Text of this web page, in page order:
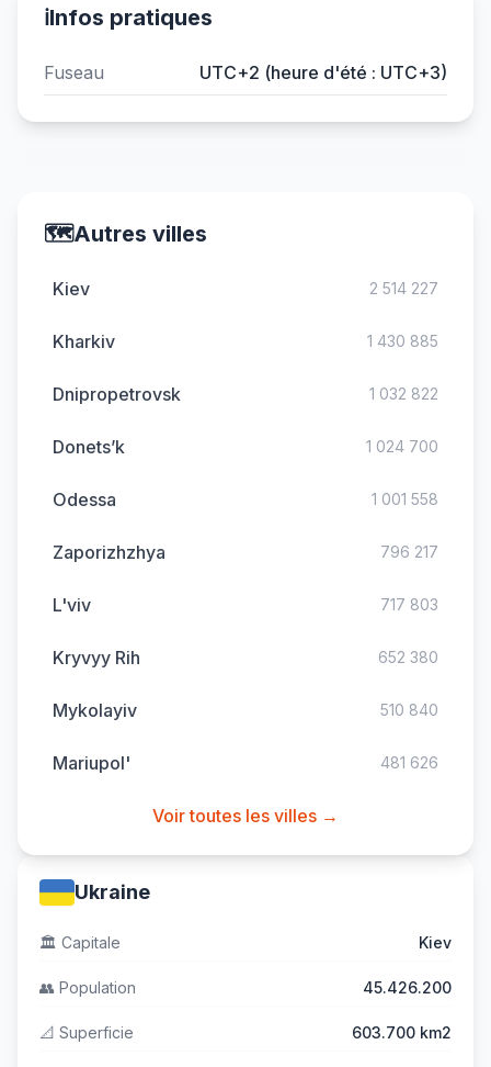
ℹ️Infos pratiques
Fuseau UTC+2 (heure d'été : UTC+3)
🗺️Autres villes
Kiev 2 514 227
Kharkiv 1 430 885
Dnipropetrovsk 1 032 822
Donets’k 1 024 700
Odessa 1 001 558
Zaporizhzhya 796 217
L'viv 717 803
Kryvyy Rih 652 380
Mykolayiv 510 840
Mariupol' 481 626
Voir toutes les villes →
Ukraine
🏛️ Capitale Kiev
👥 Population 45.426.200
📐 Superficie 603.700 km2